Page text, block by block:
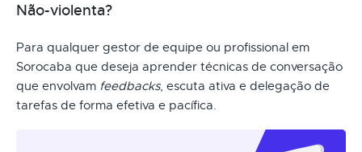
Não-violenta?
Para qualquer gestor de equipe ou profissional em
Sorocaba que deseja aprender técnicas de conversação
que envolvam feedbacks, escuta ativa e delegação de
tarefas de forma efetiva e pacífica.